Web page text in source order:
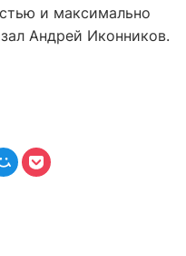
и максимально
Андрей Иконников.